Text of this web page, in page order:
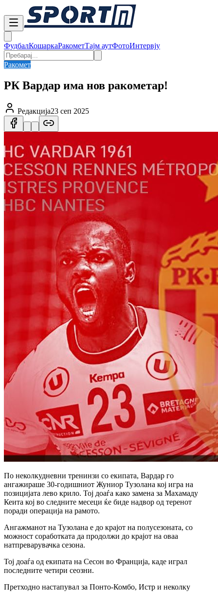
ФудбалКошаркаРакометТајм аутФотоИнтервју
Ракомет
РК Вардар има нов ракометар!
Редакција23 сеп 2025
По неколкудневни тренинзи со екипата, Вардар го
ангажираше 30-годишниот Жуниор Тузолана кој игра на
позицијата лево крило. Тој доаѓа како замена за Махамаду
Кеита кој во следните месеци ќе биде надвор од теренот
поради операција на рамото.
Ангажманот на Тузолана е до крајот на полусезоната, со
можност соработката да продолжи до крајот на оваа
натпреварувачка сезона.
Тој доаѓа од екипата на Сесон во Франција, каде играл
последните четири сеозни.
Претходно настапувал за Понто-Комбо, Истр и неколку